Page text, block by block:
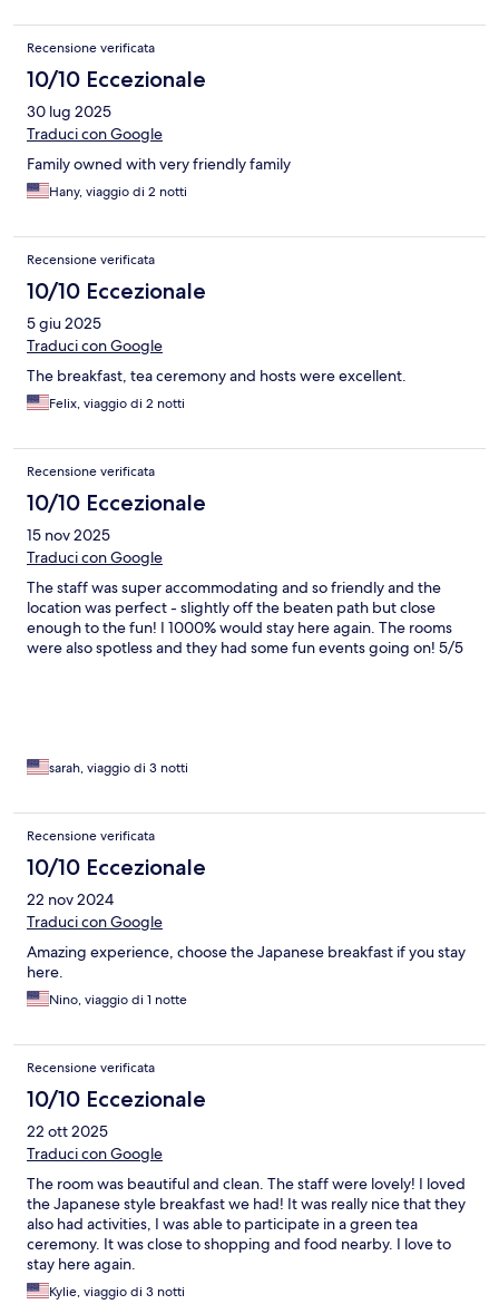
Recensione verificata
10/10 Eccezionale
30 lug 2025
Traduci con Google
Family owned with very friendly family
Hany, viaggio di 2 notti
Recensione verificata
10/10 Eccezionale
5 giu 2025
Traduci con Google
The breakfast, tea ceremony and hosts were excellent.
Felix, viaggio di 2 notti
Recensione verificata
10/10 Eccezionale
15 nov 2025
Traduci con Google
The staff was super accommodating and so friendly and the
location was perfect - slightly off the beaten path but close
enough to the fun! I 1000% would stay here again. The rooms
were also spotless and they had some fun events going on! 5/5
sarah, viaggio di 3 notti
Recensione verificata
10/10 Eccezionale
22 nov 2024
Traduci con Google
Amazing experience, choose the Japanese breakfast if you stay
here.
Nino, viaggio di 1 notte
Recensione verificata
10/10 Eccezionale
22 ott 2025
Traduci con Google
The room was beautiful and clean. The staff were lovely! I loved
the Japanese style breakfast we had! It was really nice that they
also had activities, I was able to participate in a green tea
ceremony. It was close to shopping and food nearby. I love to
stay here again.
Kylie, viaggio di 3 notti